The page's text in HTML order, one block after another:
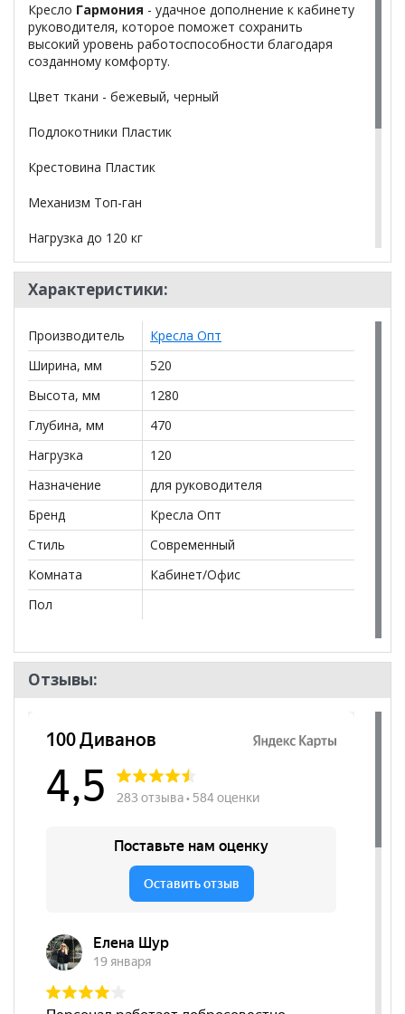
Кресло Гармония - удачное дополнение к кабинету
руководителя, которое поможет сохранить
высокий уровень работоспособности благодаря
созданному комфорту.
Цвет ткани - бежевый, черный
Подлокотники Пластик
Крестовина Пластик
Механизм Топ-ган
Нагрузка до 120 кг
*Дополнительную информацию о том, как купить
Кресло Гармония велюруточняйте у нашего
менеджера по телефону
**Цены на официальном сайте
действительны только для интернет-магазинаи
могут отличаться от цен в розничных магазинах-
салонах сети!
Характеристики:
Производитель
Кресла Опт
Ширина, мм
520
Высота, мм
1280
Глубина, мм
470
Нагрузка
120
Назначение
для руководителя
Бренд
Кресла Опт
Стиль
Современный
Комната
Кабинет/Офис
Пол
Отзывы: